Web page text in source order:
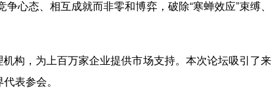
心态、相互成就而非零和博弈，破除“寒蝉效应”束缚、
构，为上百万家企业提供市场支持。本次论坛吸引了来
表参会。